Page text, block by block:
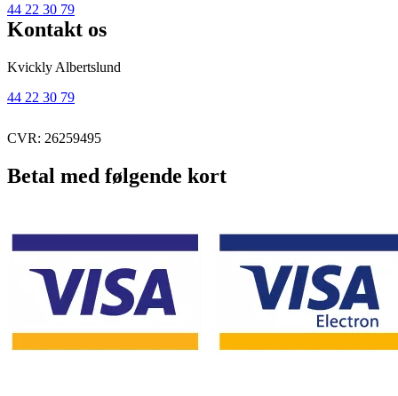
44 22 30 79
Kontakt os
Kvickly Albertslund
44 22 30 79
CVR: 26259495
Betal med følgende kort